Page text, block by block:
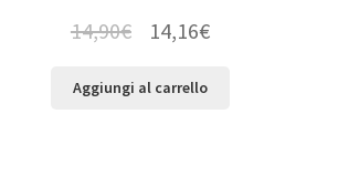
14,90€ 14,16€
Aggiungi al carrello